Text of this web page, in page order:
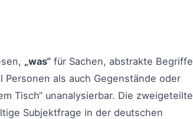
„was“ für Sachen, abstrakte Begriffe
als auch Gegenstände oder
Tisch“ unanalysierbar. Die zweigeteilte
Subjektfrage in der deutschen